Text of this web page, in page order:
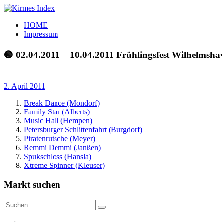
Zum
springen
Kirmes
Index
Tourpläne
der
letzten
HOME
Impressum
🟢 02.04.2011 – 10.04.2011 Frühlingsfest
2. April 2011
Break Dance (Mondorf)
Family Star (Alberts)
Music Hall (Hempen)
Petersburger Schlittenfahrt (Burgdorf)
Piratenrutsche (Meyer)
Remmi Demmi (Janßen)
Spukschloss (Hansla)
Xtreme Spinner (Kleuser)
Markt suchen
Suchen
nach:
Suchen